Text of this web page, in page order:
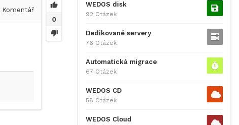
0
Komentář
WEDOS disk
92 Otázek
Dedikované servery
76 Otázek
Automatická migrace
67 Otázek
WEDOS CD
58 Otázek
WEDOS Cloud